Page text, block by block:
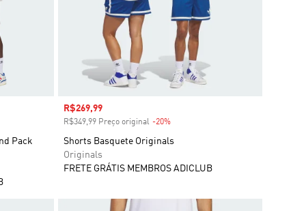
Pack
Preço com desconto
R$269,99
R$349,99 Preço original -20%Desconto
Shorts Basquete Originals
Originals
FRETE GRÁTIS MEMBROS ADICLUB